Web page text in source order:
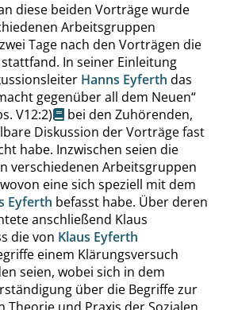
diese beiden Vorträge wurde
Arbeitsgruppen
Tage nach den Vorträgen die
In seiner Einleitung
Hanns Eyferth das
gegenüber all dem Neuen“
V12:2)
bei den Zuhörenden,
Diskussion der Vorträge fast
habe. Inzwischen seien die
verschiedenen Arbeitsgruppen
eine sich speziell mit dem
Eyferth befasst habe. Über deren
anschließend Klaus
die von Klaus Eyferth
einem Klärungsversuch
seien, wobei sich in dem
über die Begriffe zur